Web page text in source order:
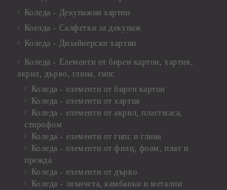
Коледа - Декупажни хартии
Коелда - Салфетки за декупаж
Коледа - Дизайнерски хартии
Коледа - Eлементи от бирен картон, хартия,
акрил, дърво, глина, гипс
Коледа - елементи от бирен картон
Коледа - елементи от хартия
Коледа - елементи от акрил, пластмаса,
стирофом
Коледа - елементи от гипс и глина
Коледа - елементи от филц, фоам, плат и
прежда
Коледа - елементи от дърво
Коледа - звънчета, камбанки и метални